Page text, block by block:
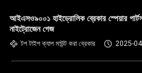
আইএসও৯০০১ হাইড্রোলিক ব্রেকার স্পেয়ার
নাইট্রোজেন গেজ
টপ টাইপ ক্যাপ মাউন্ট করা ব্রেকার 2025-